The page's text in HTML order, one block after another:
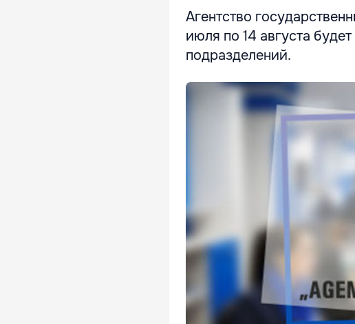
Агентство
июля по 14 августа
подразделений.